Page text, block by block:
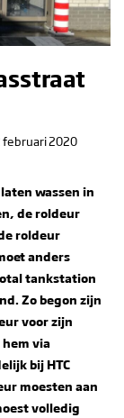
februari 2020
wassen in
de roldeur
roldeur
anders
tankstation
Zo begon zijn
voor zijn
via
bij HTC
moesten aan
volledig